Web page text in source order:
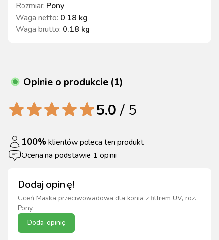
Rozmiar: Pony
Waga netto: 0.18 kg
Waga brutto: 0.18 kg
Opinie o produkcie (1)
Dodaj opinię!
Oceń Maska przeciwowadowa dla konia z filtrem UV, roz.
Pony.
Dodaj opinię
5.0/ 5
100%klientów poleca ten produkt
Ocena na podstawie 1 opinii